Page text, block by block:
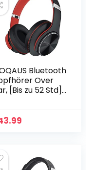
Bluetooth
Over
[Bis zu 52 Std]
mit 3 EQ-